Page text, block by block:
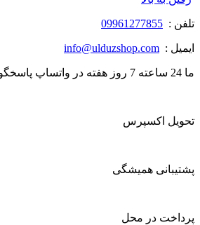
تلفن : 09961277855
ایمیل : info@ulduzshop.com
ما 24 ساعته 7 روز هفته در واتساپ پاسخگوی شما هستیم.
تحویل اکسپرس
پشتیبانی همیشگی
پرداخت در محل